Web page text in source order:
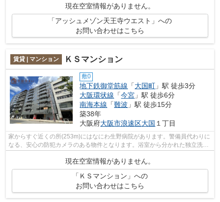
現在空室情報がありません。
「アッシュメゾン天王寺ウエスト」への
お問い合わせはこちら
賃貸 | マンション ＫＳマンション
敷0
地下鉄御堂筋線 「大国町 」駅 徒歩3分
大阪環状線 「今宮 」駅 徒歩6分
南海本線 「難波 」駅 徒歩15分
築38年
大阪府大阪市浪速区大国 １丁目
家からすぐ近くの所(253m)にはなにわ生野病院があります。警備員代わりに
なる、安心の防犯カメラのある物件となります。浴室から分かれた独立洗面
所があり、身支度がしやすくなってい...
現在空室情報がありません。
「ＫＳマンション」への
お問い合わせはこちら